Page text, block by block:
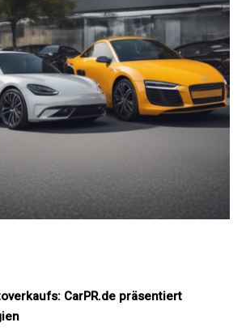
CarPR.de präsentiert